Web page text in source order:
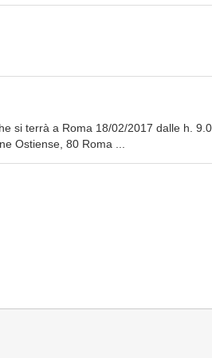
si terrà a Roma 18/02/2017 dalle h.
Ostiense, 80 Roma ...